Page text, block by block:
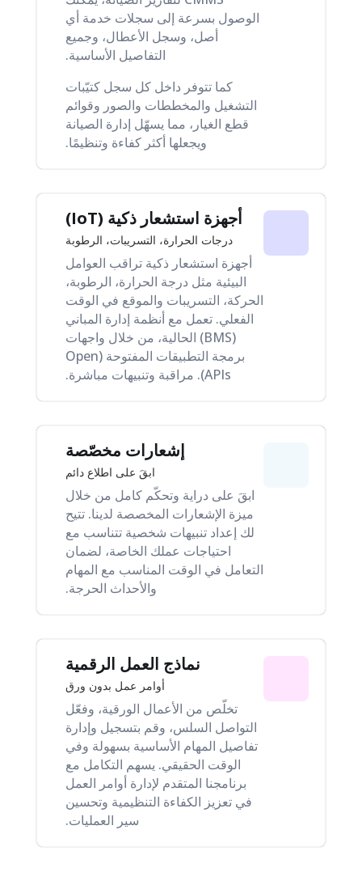
الوصول بسرعة إلى سجلات خدمة أي
أصل، وسجل الأعطال، وجميع
التفاصيل الأساسية.
كما تتوفر داخل كل سجل كتيّبات
التشغيل والمخططات والصور وقوائم
قطع الغيار، مما يسهّل إدارة الصيانة
ويجعلها أكثر كفاءة وتنظيمًا.
أجهزة استشعار ذكية (IoT)
درجات الحرارة، التسريبات، الرطوبة
أجهزة استشعار ذكية تراقب العوامل
البيئية مثل درجة الحرارة، الرطوبة،
الحركة، التسريبات والموقع في الوقت
الفعلي. تعمل مع أنظمة إدارة المباني
(BMS) الحالية، من خلال واجهات
برمجة التطبيقات المفتوحة (Open
APIs). مراقبة وتنبيهات مباشرة.
إشعارات مخصّصة
ابقَ على اطلاع دائم
ابقَ على دراية وتحكّم كامل من خلال
ميزة الإشعارات المخصصة لدينا. تتيح
لك إعداد تنبيهات شخصية تتناسب مع
احتياجات عملك الخاصة، لضمان
التعامل في الوقت المناسب مع المهام
والأحداث الحرجة.
نماذج العمل الرقمية
أوامر عمل بدون ورق
تخلّص من الأعمال الورقية، وفعّل
التواصل السلس، وقم بتسجيل وإدارة
تفاصيل المهام الأساسية بسهولة وفي
الوقت الحقيقي. يسهم التكامل مع
برنامجنا المتقدم لإدارة أوامر العمل
في تعزيز الكفاءة التنظيمية وتحسين
سير العمليات.